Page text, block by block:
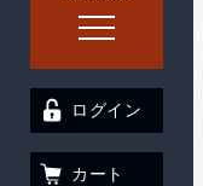
ログイン
カート